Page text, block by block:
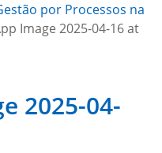
por Processos na
Image 2025-04-16 at
2025-04-